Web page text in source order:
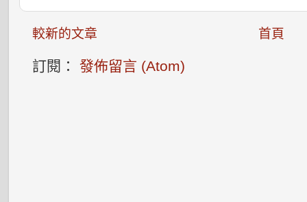
較新的文章 首頁
訂閱： 發佈留言 (Atom)